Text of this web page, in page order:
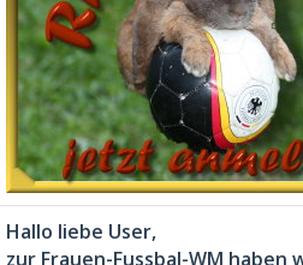
Hallo liebe User,
zur Frauen-Fussbal-WM